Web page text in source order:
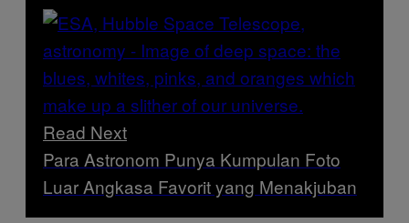
Read Next
Para Astronom Punya Kumpulan Foto
Luar Angkasa Favorit yang Menakjuban